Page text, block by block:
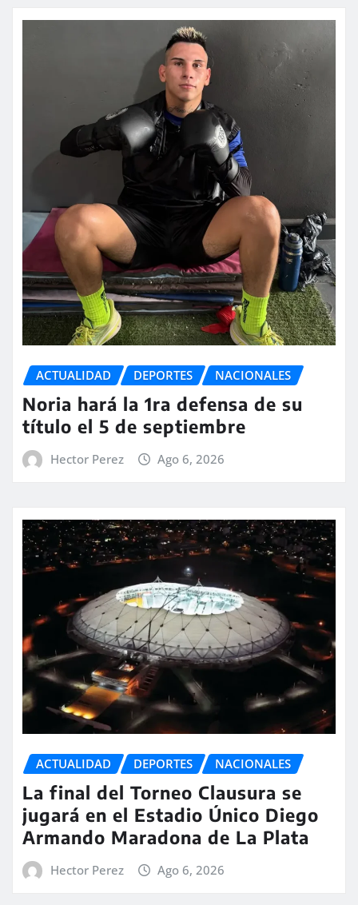
ACTUALIDAD DEPORTES NACIONALES
Noria hará la 1ra defensa de su
título el 5 de septiembre
Hector Perez Ago 6, 2026
ACTUALIDAD DEPORTES NACIONALES
La final del Torneo Clausura se
jugará en el Estadio Único Diego
Armando Maradona de La Plata
Hector Perez Ago 6, 2026